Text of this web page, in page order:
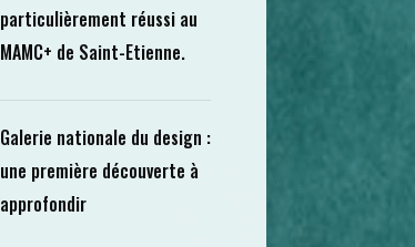
particulièrement réussi au
MAMC+ de Saint-Etienne.
Galerie nationale du design :
une première découverte à
approfondir